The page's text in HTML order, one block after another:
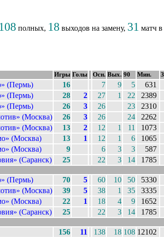
108 полных, 18 выходов на замену, 31 матч в
Игры Голы Осн. Вых. 90 Мин.
(Пермь) 16 7 9 5 631
(Пермь) 28 2 27 1 22 2389
(Пермь) 26 3 26 23 2310
(Москва) 26 3 26 24 2262
(Москва) 13 2 12 1 11 1073
(Москва) 13 1 12 1 6 1065
(Москва) 9 6 3 3 587
(Саранск) 25 22 3 14 1785
(Пермь) 70 5 60 10 50 5330
(Москва)
39 5 38 1 35 3335
(Москва)
22 1 18 4 9 1652
(Саранск)
25 22 3 14 1785
156 11 138 18 108 12102